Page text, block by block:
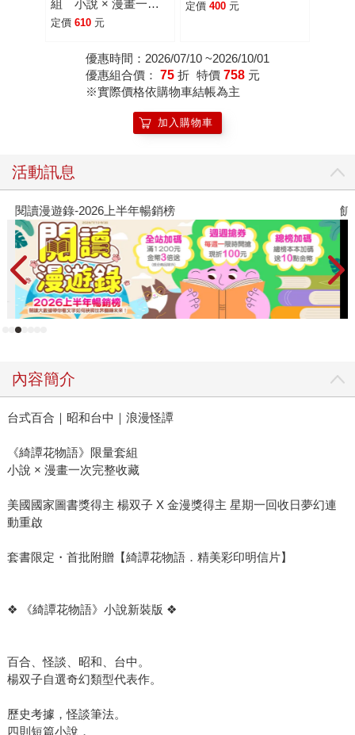
組 小說 × 漫畫一次
完整收藏
定價 610 元
定價 400 元
優惠時間：2026/07/10 ~2026/10/01
優惠組合價： 75 折 特價 758 元
※實際價格依購物車結帳為主
加入購物車
活動訊息
閱讀漫遊錄-2026上半年暢銷榜 飢
內容簡介
台式百合｜昭和台中｜浪漫怪譚
《綺譚花物語》限量套組
小說 × 漫畫一次完整收藏
美國國家圖書獎得主 楊双子 X 金漫獎得主 星期一回收日夢幻連
動重啟
套書限定・首批附贈【綺譚花物語．精美彩印明信片】
❖ 《綺譚花物語》小說新裝版 ❖
百合、怪談、昭和、台中。
楊双子自選奇幻類型代表作。
歷史考據，怪談筆法。
四則短篇小說，